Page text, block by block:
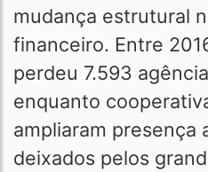
mudança estrutural
financeiro. Entre
perdeu 7.593
enquanto
ampliaram presença
deixados pelos